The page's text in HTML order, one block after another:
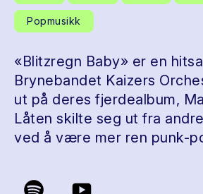
Popmusikk
«Blitzregn Baby» er en
Brynebandet Kaizers
ut på deres fjerdealbum,
Låten skilte seg ut fra
ved å være mer ren punk-